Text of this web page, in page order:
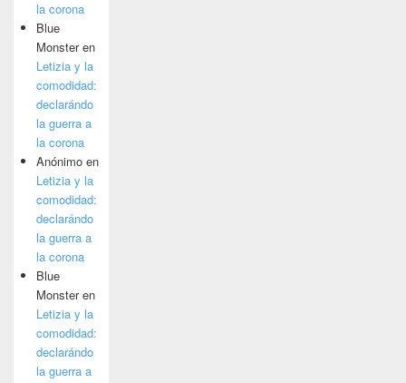
la corona
Blue
Monsteren
Letizia y la
comodidad:
declarándo
la guerra a
la corona
Anónimo en
Letizia y la
comodidad:
declarándo
la guerra a
la corona
Blue
Monsteren
Letizia y la
comodidad:
declarándo
la guerra a